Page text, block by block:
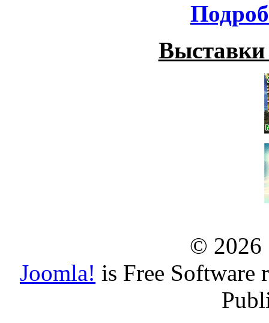
© 2026
Joomla! is Free Software